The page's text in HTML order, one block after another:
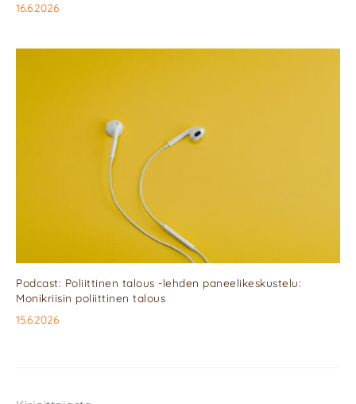
16.6.2026
Podcast: Poliittinen talous -lehden paneelikeskustelu:
Monikriisin poliittinen talous
15.6.2026